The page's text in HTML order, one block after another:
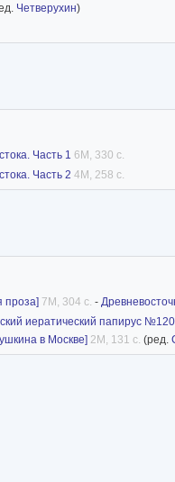
Четверухин)
Часть 1 6M, 330 с.
Часть 2 4M, 258 с.
проза] 7M, 304 с. -
иератический папирус
в Москве] 2M, 131 с. (ред.